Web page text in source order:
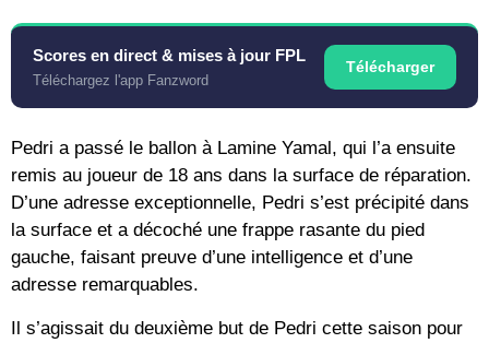
Scores en direct & mises à jour FPL
Téléchargez l'app Fanzword
Télécharger
Pedri a passé le ballon à Lamine Yamal, qui l’a ensuite
remis au joueur de 18 ans dans la surface de réparation.
D’une adresse exceptionnelle, Pedri s’est précipité dans
la surface et a décoché une frappe rasante du pied
gauche, faisant preuve d’une intelligence et d’une
adresse remarquables.
Il s’agissait du deuxième but de Pedri cette saison pour